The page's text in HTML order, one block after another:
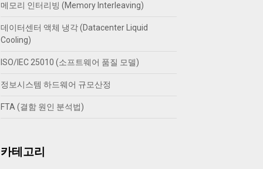
메모리 인터리빙 (Memory Interleaving)
데이터센터 액체 냉각 (Datacenter Liquid
Cooling)
ISO/IEC 25010 (소프트웨어 품질 모델)
정보시스템 하드웨어 규모산정
FTA (결함 원인 분석법)
카테고리